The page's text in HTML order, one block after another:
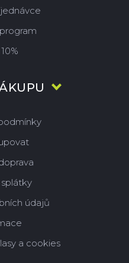
splátky
údajů
a cookies